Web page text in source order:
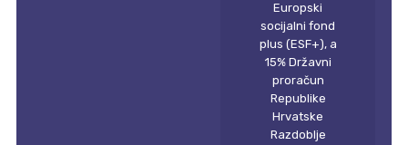
Europski
socijalni fond
plus (ESF+), a
15% Državni
proračun
Republike
Hrvatske
Razdoblje